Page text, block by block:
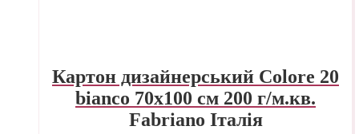
Картон дизайнерський Colore 20
bianco 70х100 см 200 г/м.кв.
Fabriano Італія